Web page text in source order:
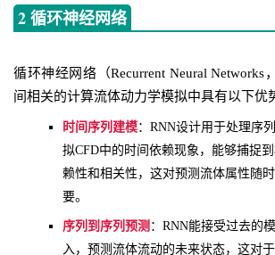
2 循环神经网络
循环神经网络（Recurrent Neural Networks
间相关的计算流体动力学模拟中具有以下优
时间序列建模：RNN设计用于处理序
拟CFD中的时间依赖现象，能够捕捉
赖性和相关性，这对预测流体属性随
要。
序列到序列预测 ：RNN能接受过去的
入，预测流体流动的未来状态，这对